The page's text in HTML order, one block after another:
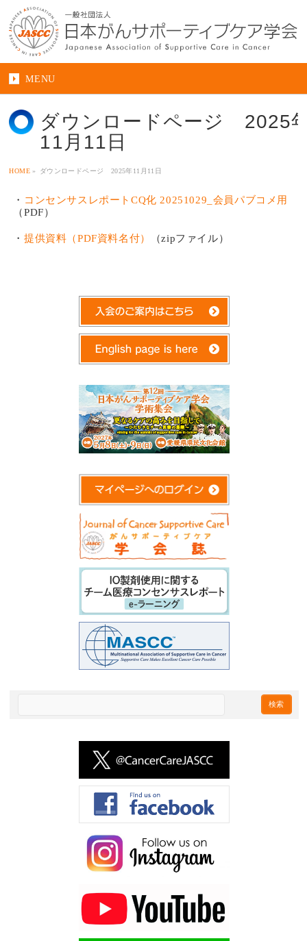
MENU
ダウンロードページ 2025
11月11日
HOME » ダウンロードページ 2025年11月11日
・ コンセンサスレポートCQ化 20251029_会員パブコメ用
（PDF）
・提供資料（PDF資料名付） （zipファイル）